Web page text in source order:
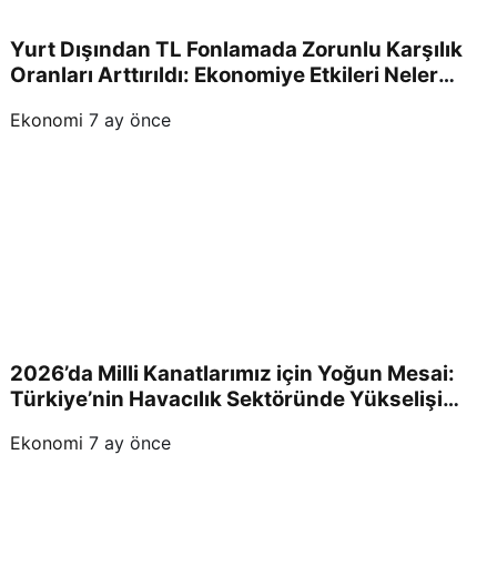
Yurt Dışından TL Fonlamada Zorunlu Karşılık
Oranları Arttırıldı: Ekonomiye Etkileri Neler
Ekonomi 7 ay önce
2026’da Milli Kanatlarımız için Yoğun Mesai:
Türkiye’nin Havacılık Sektöründe Yükselişi
Ekonomi 7 ay önce